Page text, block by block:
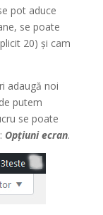
pot aduce
se poate
20) și cam
adaugă noi
putem
se poate
Opțiuni ecran.